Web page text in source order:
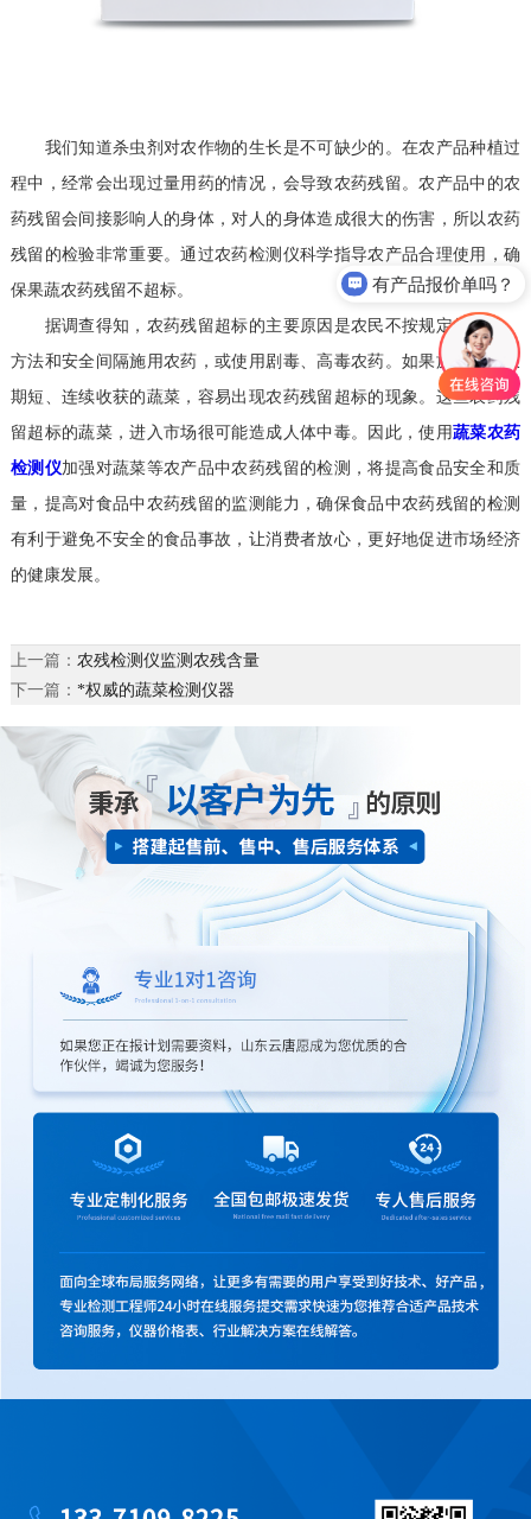
我们知道杀虫剂对农作物的生长是不可缺少的。在农产品种植过
程中，经常会出现过量用药的情况，会导致农药残留。农产品中的农
药残留会间接影响人的身体，对人的身体造成很大的伤害，所以农药
残留的检验非常重要。通过农药检测仪科学指导农产品合理使用，确
保果蔬农药残留不超标。
据调查得知，农药残留超标的主要原因是农民不按规定的剂量、
方法和安全间隔施用农药，或使用剧毒、高毒农药。如果施用于生长
期短、连续收获的蔬菜，容易出现农药残留超标的现象。这些农药残
留超标的蔬菜，进入市场很可能造成人体中毒。因此，使用蔬菜农药
检测仪加强对蔬菜等农产品中农药残留的检测，将提高食品安全和质
量，提高对食品中农药残留的监测能力，确保食品中农药残留的检测
有利于避免不安全的食品事故，让消费者放心，更好地促进市场经济
的健康发展。
上一篇： 农残检测仪监测农残含量
下一篇： *权威的蔬菜检测仪器
有产品报价单吗？